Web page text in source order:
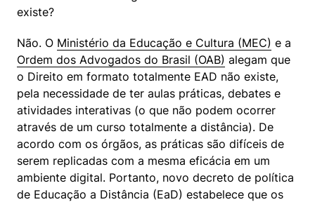
existe?
Não. O Ministério da Educação e Cultura (MEC)
Ordem dos Advogados do Brasil (OAB) alegam que
o Direito em formato totalmente EAD não existe,
pela necessidade de ter aulas práticas, debates e
atividades interativas (o que não podem ocorrer
através de um curso totalmente a distância). De
acordo com os órgãos, as práticas são difíceis de
serem replicadas com a mesma eficácia em um
ambiente digital. Portanto, novo decreto de política
de Educação a Distância (EaD) estabelece que os